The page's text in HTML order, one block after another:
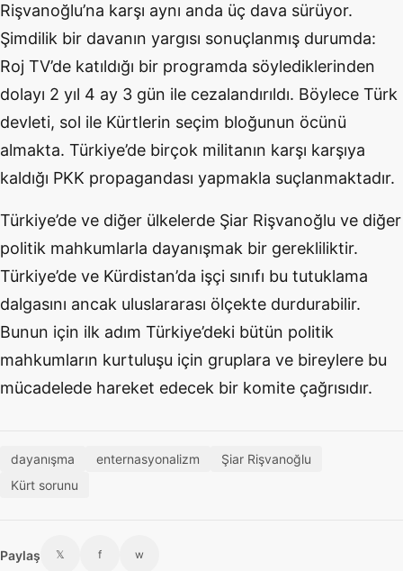
Rişvanoğlu’na karşı aynı anda üç dava sürüyor.
Şimdilik bir davanın yargısı sonuçlanmış durumda:
Roj TV’de katıldığı bir programda söylediklerinden
dolayı 2 yıl 4 ay 3 gün ile cezalandırıldı. Böylece Türk
devleti, sol ile Kürtlerin seçim bloğunun öcünü
almakta. Türkiye’de birçok militanın karşı karşıya
kaldığı PKK propagandası yapmakla suçlanmaktadır.
Türkiye’de ve diğer ülkelerde Şiar Rişvanoğlu ve diğer
politik mahkumlarla dayanışmak bir gerekliliktir.
Türkiye’de ve Kürdistan’da işçi sınıfı bu tutuklama
dalgasını ancak uluslararası ölçekte durdurabilir.
Bunun için ilk adım Türkiye’deki bütün politik
mahkumların kurtuluşu için gruplara ve bireylere bu
mücadelede hareket edecek bir komite çağrısıdır.
dayanışma enternasyonalizm
Şiar Rişvanoğlu
Kürt sorunu
Paylaş 𝕏 f w